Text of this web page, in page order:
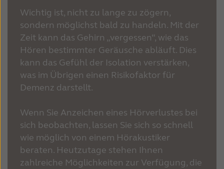
Wichtig ist, nicht zu lange zu zögern,
sondern möglichst bald zu handeln. Mit der
Zeit kann das Gehirn „vergessen“, wie das
Hören bestimmter Geräusche abläuft. Dies
kann das Gefühl der Isolation verstärken,
was im Übrigen einen Risikofaktor für
Demenz darstellt.
Wenn Sie Anzeichen eines Hörverlustes bei
sich beobachten, lassen Sie sich so schnell
wie möglich von einem Hörakustiker
beraten. Heutzutage stehen Ihnen
zahlreiche Möglichkeiten zur Verfügung, die